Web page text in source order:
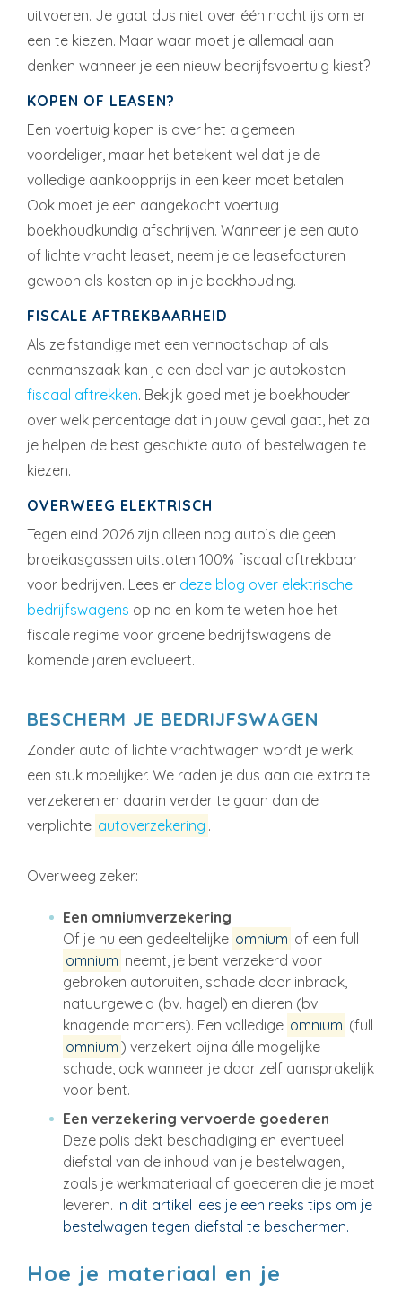
uitvoeren. Je gaat dus niet over één nacht ijs om er
een te kiezen. Maar waar moet je allemaal aan
denken wanneer je een nieuw bedrijfsvoertuig kiest?
KOPEN OF LEASEN?
Een voertuig kopen is over het algemeen
voordeliger, maar het betekent wel dat je de
volledige aankoopprijs in een keer moet betalen.
Ook moet je een aangekocht voertuig
boekhoudkundig afschrijven. Wanneer je een auto
of lichte vracht leaset, neem je de leasefacturen
gewoon als kosten op in je boekhouding.
FISCALE AFTREKBAARHEID
Als zelfstandige met een vennootschap of als
eenmanszaak kan je een deel van je autokosten
fiscaal aftrekken. Bekijk goed met je boekhouder
over welk percentage dat in jouw geval gaat, het zal
je helpen de best geschikte auto of bestelwagen te
kiezen.
OVERWEEG ELEKTRISCH
Tegen eind 2026 zijn alleen nog auto’s die geen
broeikasgassen uitstoten 100% fiscaal aftrekbaar
voor bedrijven. Lees er deze blog over elektrische
bedrijfswagens op na en kom te weten hoe het
fiscale regime voor groene bedrijfswagens de
komende jaren evolueert.
BESCHERM JE BEDRIJFSWAGEN
Zonder auto of lichte vrachtwagen wordt je werk
een stuk moeilijker. We raden je dus aan die extra te
verzekeren en daarin verder te gaan dan de
verplichte autoverzekering .
Overweeg zeker:
Een omniumverzekering
Of je nu een gedeeltelijke omnium of een full
omnium neemt, je bent verzekerd voor
gebroken autoruiten, schade door inbraak,
natuurgeweld (bv. hagel) en dieren (bv.
knagende marters). Een volledige omnium (full
omnium ) verzekert bijna álle mogelijke
schade, ook wanneer je daar zelf aansprakelijk
voor bent.
Een verzekering vervoerde goederen
Deze polis dekt beschadiging en eventueel
diefstal van de inhoud van je bestelwagen,
zoals je werkmateriaal of goederen die je moet
leveren. In dit artikel lees je een reeks tips om je
bestelwagen tegen diefstal te beschermen.
Hoe je materiaal en je